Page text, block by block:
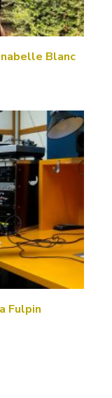
Blanc
Fulpin